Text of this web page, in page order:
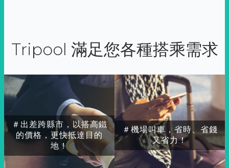
Tripool 滿足您各種搭乘需求
＃出差跨縣市，以搭高鐵
的價格，更快抵達目的
地！
＃機場叫車，省時、省錢
又省力！